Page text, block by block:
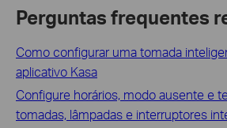
Perguntas frequentes
Como configurar uma tomada
aplicativo Kasa
Configure horários, modo ausente e
tomadas, lâmpadas e interruptores